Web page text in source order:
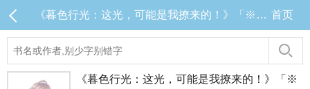
《暮色行光：这光，可能是我撩来的！》「※本作品未来章节将包含限制级内容，请斟酌阅读。」目前暂时固定每 目录 (共14章) 首页
《暮色行光：这光，可能是我撩来的！》「※